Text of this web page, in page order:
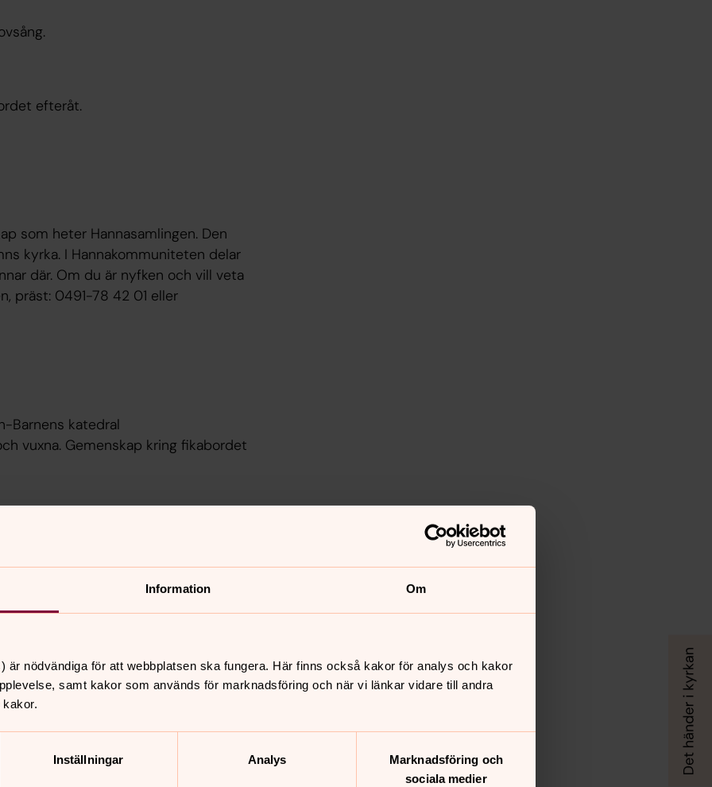
Information Om
är nödvändiga för att webbplatsen ska fungera. Här finns också kakor för analys och kakor
samt kakor som används för marknadsföring och när vi länkar vidare till andra
Inställningar Analys
Marknadsföring och
sociala medier
efteråt.
som heter Hannasamlingen. Den
kyrka. I Hannakommuniteten delar
där. Om du är nyfken och vill veta
präst: 0491-78 42 01 eller
Barnens katedral
vuxna. Gemenskap kring fikabordet
Barnens katedral. Enkel
Aktiviteten är gratis men glöm inte
aktiviteter och middag för hela
dig till maten här.
alternativ här: